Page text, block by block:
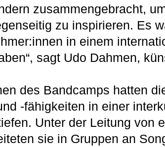
zusammengebracht,
zu inspirieren. Es
in einem
sagt Udo Dahmen,
des Bandcamps hatten
-fähigkeiten in einer
Unter der Leitung von
sie in Gruppen an